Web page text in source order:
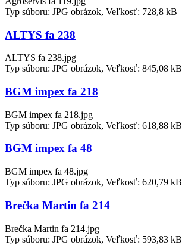
Typ súboru: JPG obrázok, Veľkosť: 728,8 kB
ALTYS fa 238
ALTYS fa 238.jpg
Typ súboru: JPG obrázok, Veľkosť: 845,08 kB
BGM impex fa 218
BGM impex fa 218.jpg
Typ súboru: JPG obrázok, Veľkosť: 618,88 kB
BGM impex fa 48
BGM impex fa 48.jpg
Typ súboru: JPG obrázok, Veľkosť: 620,79 kB
Brečka Martin fa 214
Brečka Martin fa 214.jpg
Typ súboru: JPG obrázok, Veľkosť: 593,83 kB